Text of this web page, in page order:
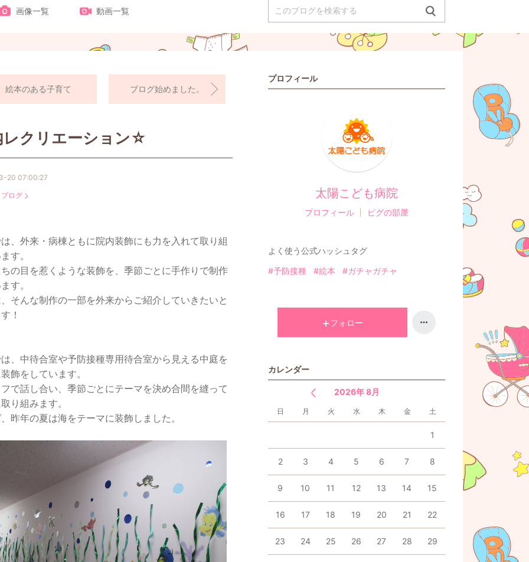
画像一覧 動画一覧
絵本のある子育て ブログ始めました。
レクリエーション☆
20 07:00:27
ブログ
、外来・病棟ともに院内装飾にも力を入れて取り組
す。
の目を惹くような装飾を、季節ごとに手作りで制作
す。
そんな制作の一部を外来からご紹介していきたいと
！
、中待合室や予防接種専用待合室から見える中庭を
飾をしています。
で話し合い、季節ごとにテーマを決め合間を縫って
り組みます。
昨年の夏は海をテーマに装飾しました。
プロフィール
太陽こども病院
プロフィール ピグの部屋
よく使う公式ハッシュタグ
#予防接種 #絵本 #ガチャガチャ
フォロー
カレンダー
2026年 8月
日 月 火 水 木 金 土
1
2 3 4 5 6 7 8
9 10 11 12 13 14 15
16 17 18 19 20 21 22
23 24 25 26 27 28 29